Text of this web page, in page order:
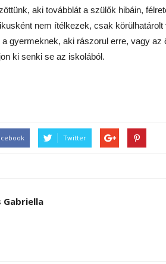
aki továbblát a szülők hibáin,
nem ítélkezek, csak
gyermeknek, aki rászorul erre, vagy
ki senki se az iskolából.
Twitter
Gabriella